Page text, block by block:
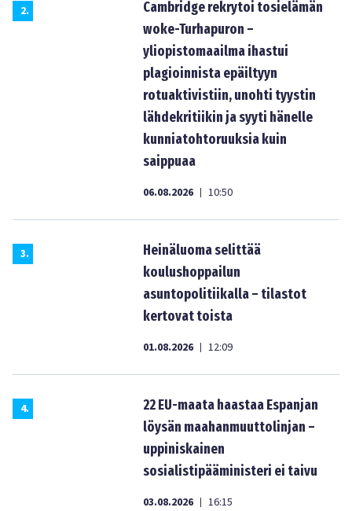
2.
Cambridge rekrytoi tosielämän
woke-Turhapuron –
yliopistomaailma ihastui
plagioinnista epäiltyyn
rotuaktivistiin, unohti tyystin
lähdekritiikin ja syyti hänelle
kunniatohtoruuksia kuin
saippuaa
06.08.2026 | 10:50
3.
Heinäluoma selittää
koulushoppailun
asuntopolitiikalla – tilastot
kertovat toista
01.08.2026 | 12:09
4.
22 EU-maata haastaa Espanjan
löysän maahanmuuttolinjan –
uppiniskainen
sosialistipääministeri ei taivu
03.08.2026 | 16:15